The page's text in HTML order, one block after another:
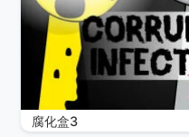
腐化盒3